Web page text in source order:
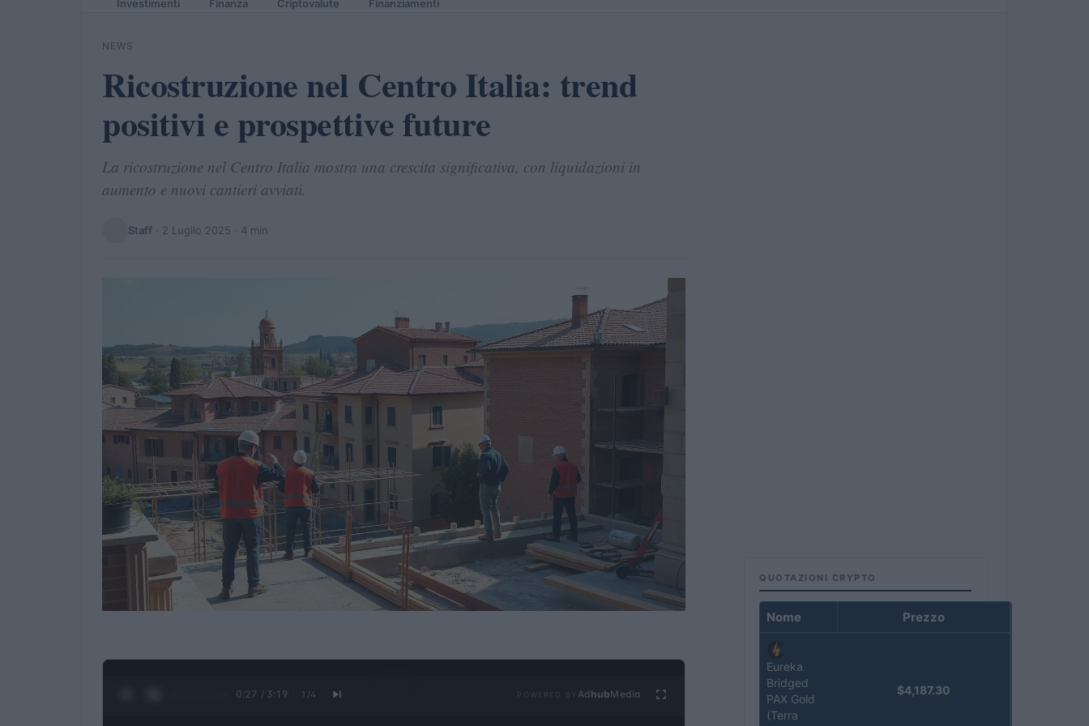
Investimenti Finanza Criptovalute Finanziamenti
NEWS
Ricostruzione nel Centro Italia: trend
positivi e prospettive future
La ricostruzione nel Centro Italia mostra una crescita significativa, con liquidazioni in
aumento e nuovi cantieri avviati.
Staff · 2 Luglio 2025 · 4 min
0:28 / 3:19 1 /4 Ad hubMedia
QUOTAZIONI CRYPTO
Nome Prezzo
Eureka
Bridged
PAX Gold
(Terra
$4,187.30